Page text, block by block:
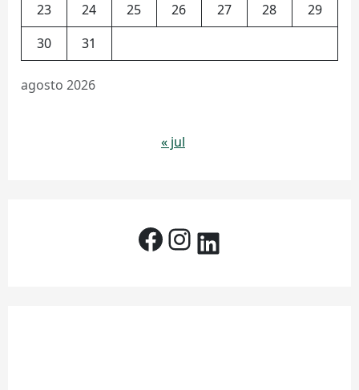
agosto 2026
23
24 25 26 27 28
29
30
31
« jul